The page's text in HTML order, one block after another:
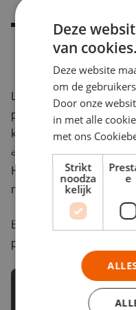
Inspirerende
voorbeelden van
Luister mee en
persoonlijke aandacht
klantgerichte aanpak.
abonneren voor de
Herman en Gerrit
monitoring.
Benieuwd naar het
podcast hieronder of
Deze
van cookies.
Deze website
om de
Door onze
in met alle
met ons
Strikt
noodza
kelijk
e